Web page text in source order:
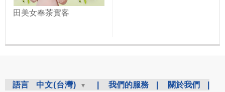
田美女奉茶實客
語言 中文(台灣) 我們的服務 關於我們